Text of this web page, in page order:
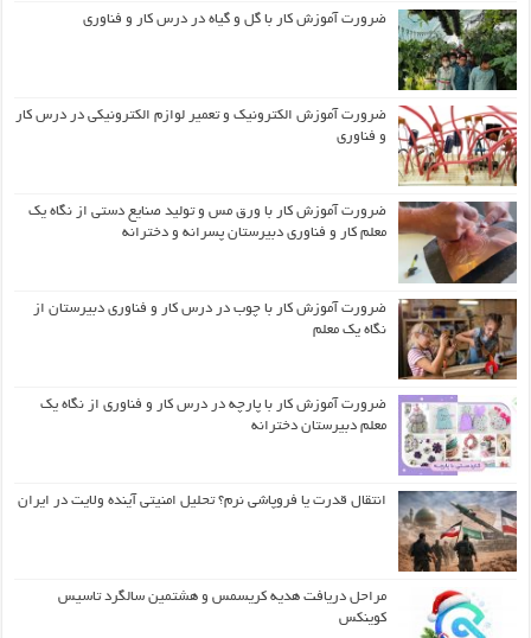
ضرورت آموزش کار با گل و گیاه در درس کار و فناوری
ضرورت آموزش الکترونیک و تعمیر لوازم الکترونیکی در درس کار
و فناوری
ضرورت آموزش کار با ورق مس و تولید صنایع دستی از نگاه یک
معلم کار و فناوری دبیرستان پسرانه و دخترانه
ضرورت آموزش کار با چوب در درس کار و فناوری دبیرستان از
نگاه یک معلم
ضرورت آموزش کار با پارچه در درس کار و فناوری از نگاه یک
معلم دبیرستان دخترانه
انتقال قدرت یا فروپاشی نرم؟ تحلیل امنیتی آینده ولایت در ایران
مراحل دریافت هدیه کریسمس و هشتمین سالگرد تاسیس
کوینکس